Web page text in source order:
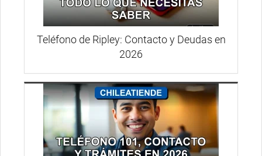
Teléfono de Ripley: Contacto y Deudas en
2026